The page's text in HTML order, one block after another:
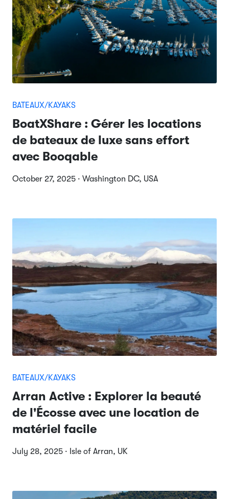
BATEAUX/KAYAKS
BoatXShare : Gérer les locations
de bateaux de luxe sans effort
avec Booqable
October 27, 2025 · Washington DC, USA
BATEAUX/KAYAKS
Arran Active : Explorer la beauté
de l'Écosse avec une location de
matériel facile
July 28, 2025 · Isle of Arran, UK